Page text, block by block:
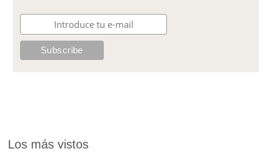
Los más vistos